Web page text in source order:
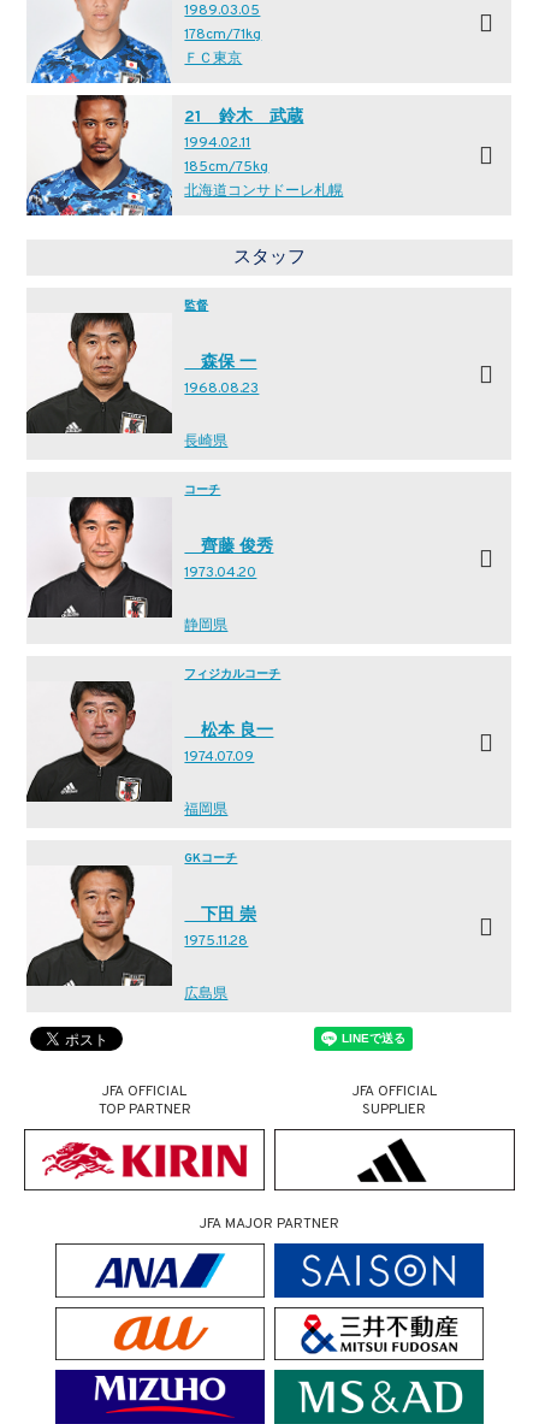
1989.03.05
178cm/71kg
ＦＣ東京
21 鈴木 武蔵
1994.02.11
185cm/75kg
北海道コンサドーレ札幌
スタッフ
監督
森保 一
1968.08.23
長崎県
コーチ
齊藤 俊秀
1973.04.20
静岡県
フィジカルコーチ
松本 良一
1974.07.09
福岡県
GKコーチ
下田 崇
1975.11.28
広島県
JFA OFFICIAL
TOP PARTNER
JFA OFFICIAL
SUPPLIER
JFA MAJOR PARTNER